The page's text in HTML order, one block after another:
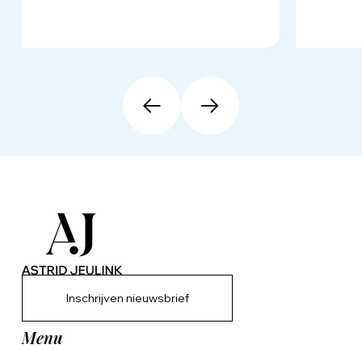
Inschrijven nieuwsbrief
Menu